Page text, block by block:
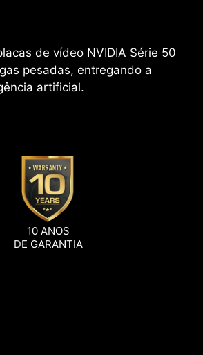
de vídeo NVIDIA Série 50
pesadas, entregando a
artificial.
10 ANOS
DE GARANTIA